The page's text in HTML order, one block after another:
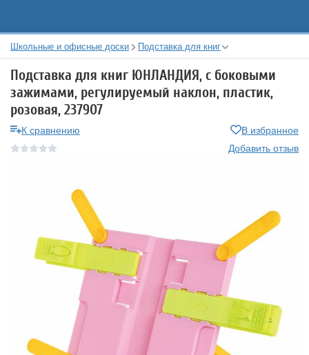
Школьные и офисные доски Подставка для книг
Подставка для книг ЮНЛАНДИЯ, с боковыми
зажимами, регулируемый наклон, пластик,
розовая, 237907
К сравнению
В избранное
Добавить отзыв